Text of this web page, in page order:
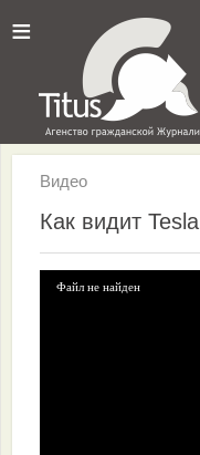
≡
Видео
Как видит Tesla
Файл не найден